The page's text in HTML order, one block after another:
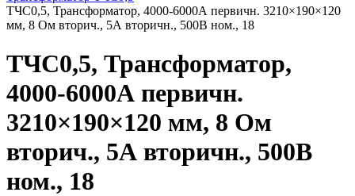
ТЧС0,5, Трансформатор, 4000-6000А первичн. 3210×190×120
мм, 8 Ом вторич., 5А вторичн., 500В ном., 18
ТЧС0,5, Трансформатор,
4000-6000А первичн.
3210×190×120 мм, 8 Ом
вторич., 5А вторичн., 500В
ном., 18